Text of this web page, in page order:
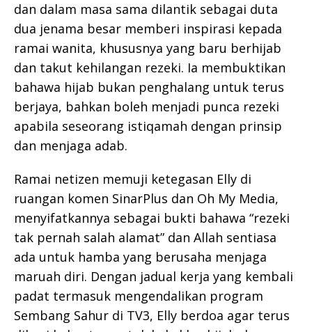
dan dalam masa sama dilantik sebagai duta
dua jenama besar memberi inspirasi kepada
ramai wanita, khususnya yang baru berhijab
dan takut kehilangan rezeki. Ia membuktikan
bahawa hijab bukan penghalang untuk terus
berjaya, bahkan boleh menjadi punca rezeki
apabila seseorang istiqamah dengan prinsip
dan menjaga adab.
Ramai netizen memuji ketegasan Elly di
ruangan komen SinarPlus dan Oh My Media,
menyifatkannya sebagai bukti bahawa “rezeki
tak pernah salah alamat” dan Allah sentiasa
ada untuk hamba yang berusaha menjaga
maruah diri. Dengan jadual kerja yang kembali
padat termasuk mengendalikan program
Sembang Sahur di TV3, Elly berdoa agar terus